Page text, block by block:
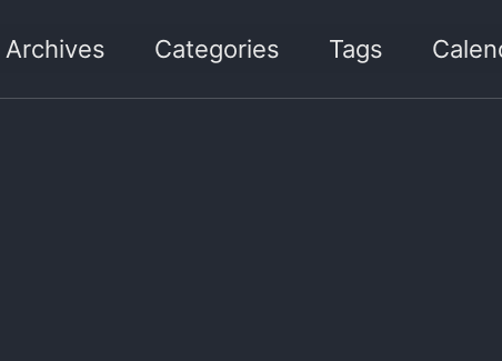
Archives Categories Tags